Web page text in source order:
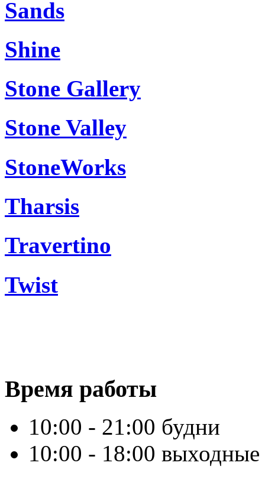
Sands
Shine
Stone Gallery
Stone Valley
StoneWorks
Tharsis
Travertino
Twist
Время работы
10:00 - 21:00 будни
10:00 - 18:00 выходные